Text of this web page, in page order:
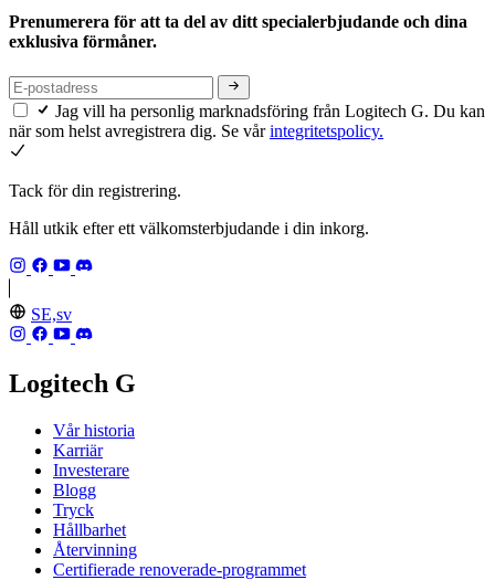
Prenumerera för att ta del av ditt specialerbjudande och dina
exklusiva förmåner.
Jag vill ha personlig marknadsföring från Logitech G. Du kan
när som helst avregistrera dig. Se vårintegritetspolicy.
Tack för din registrering.
Håll utkik efter ett välkomsterbjudande i din inkorg.
SE,sv
Logitech G
Vår historia
Karriär
Investerare
Blogg
Tryck
Hållbarhet
Återvinning
Certifierade renoverade-programmet